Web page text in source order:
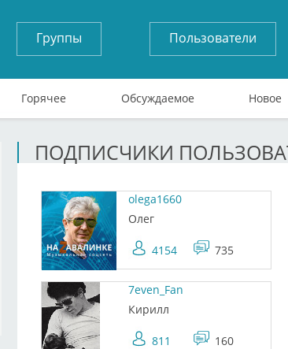
Группы Пользователи
Горячее Обсуждаемое Новое
ПОДПИСЧИКИ
olega1660
Олег
4154 735
7even_Fan
Кирилл
811 160